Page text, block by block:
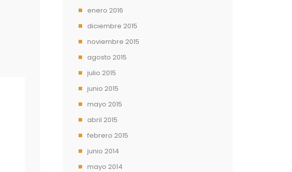
enero 2016
diciembre 2015
noviembre 2015
agosto 2015
julio 2015
junio 2015
mayo 2015
abril 2015
febrero 2015
junio 2014
mayo 2014